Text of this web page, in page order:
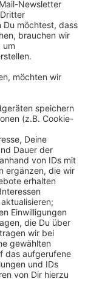
möchte, zahlt
den
sich auch
ist das
in dieser